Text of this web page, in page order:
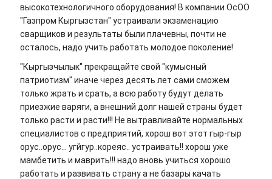
высокотехнологичного оборудования! В компании ОсОО
"Газпром Кыргызстан" устраивали экзаменацию
сварщиков и результаты были плачевны, почти не
осталось, надо учить работать молодое поколение!
"Кыргызчылык" прекращайте свой "кумысный
патриотизм" иначе через десять лет сами сможем
только жрать и срать, а всю работу будут делать
приезжие варяги, а внешний долг нашей страны будет
только расти и расти!!! Не вытравливайте нормальных
специалистов с предприятий, хорош вот этот гыр-гыр
орус..орус... угйгур..кореяс.. устраивать!! хорош уже
мамбетить и маврить!!! надо вновь учиться хорошо
работать и развивать страну а не базары качать